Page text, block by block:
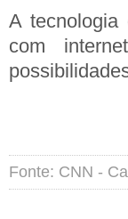
A tecnologia
com
Fonte: CNN -